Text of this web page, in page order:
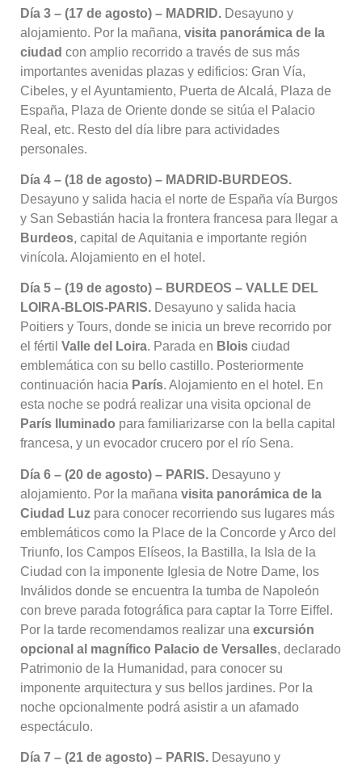
Día 3 – (17 de agosto) – MADRID. Desayuno y
alojamiento. Por la mañana, visita panorámica de la
ciudad con amplio recorrido a través de sus más
importantes avenidas plazas y edificios: Gran Vía,
Cibeles, y el Ayuntamiento, Puerta de Alcalá, Plaza de
España, Plaza de Oriente donde se sitúa el Palacio
Real, etc. Resto del día libre para actividades
personales.
Día 4 – (18 de agosto) – MADRID-BURDEOS.
Desayuno y salida hacia el norte de España vía Burgos
y San Sebastián hacia la frontera francesa para llegar a
Burdeos, capital de Aquitania e importante región
vinícola. Alojamiento en el hotel .
Día 5 – (19 de agosto) – BURDEOS – VALLE DEL
LOIRA-BLOIS-PARIS. Desayuno y salida hacia
Poitiers y Tours, donde se inicia un breve recorrido por
el fértil Valle del Loira. Parada en Blois ciudad
emblemática con su bello castillo. Posteriormente
continuación hacia París. Alojamiento en el hotel . En
esta noche se podrá realizar una visita opcional de
París Iluminado para familiarizarse con la bella capital
francesa, y un evocador crucero por el río Sena.
Día 6 – (20 de agosto) – PARIS. Desayuno y
alojamiento. Por la mañana visita panorámica de la
Ciudad Luz para conocer recorriendo sus lugares más
emblemáticos como la Place de la Concorde y Arco del
Triunfo, los Campos Elíseos, la Bastilla, la Isla de la
Ciudad con la imponente Iglesia de Notre Dame, los
Inválidos donde se encuentra la tumba de Napoleón
con breve parada fotográfica para captar la Torre Eiffel .
Por la tarde recomendamos realizar una excursión
opcional al magnífico Palacio de Versalles, declarado
Patrimonio de la Humanidad, para conocer su
imponente arquitectura y sus bellos jardines. Por la
noche opcionalmente podrá asistir a un afamado
espectáculo.
Día 7 – (21 de agosto) – PARIS. Desayuno y